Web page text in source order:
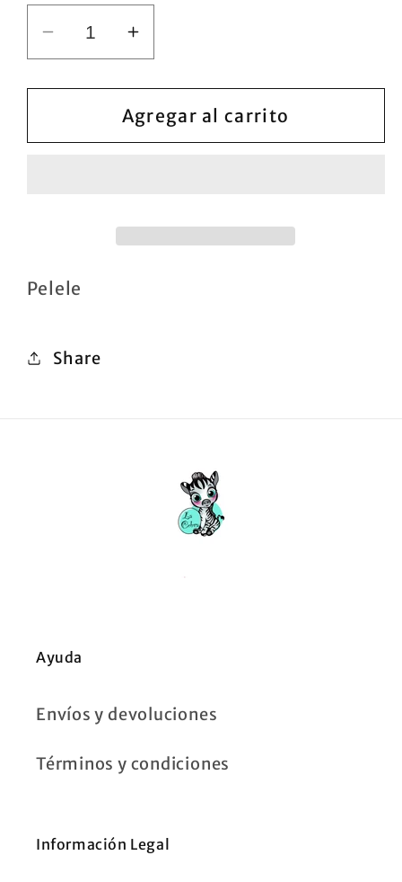
Reducir
cantidad
para
Pantalon
Aumentar
cantidad
para
Pelele
Pantalon
Agregar al carrito
Pelele
Share
Ayuda
Envíos y devoluciones
Términos y condiciones
Información Legal